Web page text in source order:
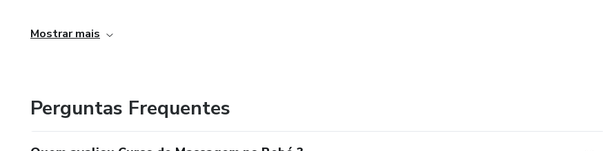
Mostrar mais
Perguntas Frequentes